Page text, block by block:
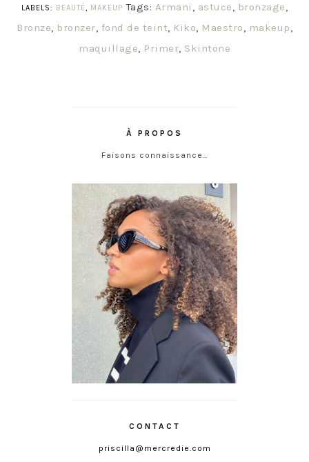
LABELS:
BEAUTÉ, MAKEUP Tags: Armani , astuce, bronzage,
Bronze, bronzer, fond de teint, Kiko, Maestro, makeup,
maquillage, Primer, Skintone
À PROPOS
Faisons connaissance…
CONTACT
priscilla@mercredie.com